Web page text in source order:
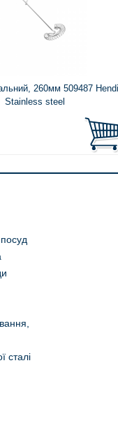
260мм 509487 Hendi
Stainless steel
сталі